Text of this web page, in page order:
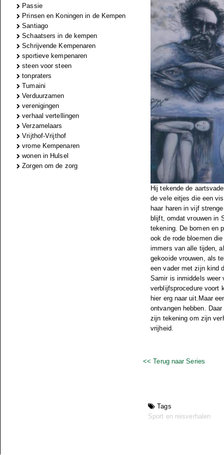
Passie
Prinsen en Koningen in de Kempen
Santiago
Schaatsers in de kempen
Schrijvende Kempenaren
sportieve kempenaren
steen voor steen
tonpraters
Tumaini
Verduurzamen
verenigingen
verhaal vertellingen
Verzamelaars
Vrijthof-Vrijthof
vrome Kempenaren
wonen in Hulsel
Zorgen om de zorg
Hij tekende de
de vele eitjes die een
haar haren in vijf
blijft, omdat vrouwen in
tekening. De bomen en
ook de rode bloemen
immers van alle tijden,
gekooide vrouwen, als
een vader met zijn kind
Samir is inmiddels weer
verblijfsprocedure voort
hier erg naar uit.Maar
ontvangen hebben.
zijn tekening om zijn
vrijheid.
<< Terug naar Series
Tags
Sport en reisverhalen